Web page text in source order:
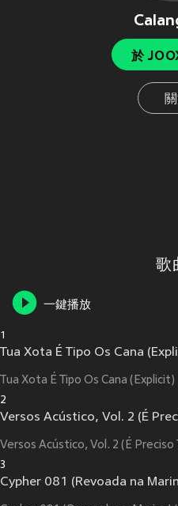
於
歌
一鍵播放
1
Tua Xota É Tipo Os Cana
Tua Xota É Tipo Os Cana (Explicit)
2
Versos Acústico, Vol. 2 (É
Versos Acústico, Vol. 2 (É Preciso
3
Cypher 081 (Revoada na